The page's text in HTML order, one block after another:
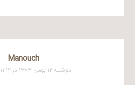
Manouch
دوشنبه ۱۲ بهمن ۱۳۸۳ در ۱۱:۱۲ بعد از ظهر